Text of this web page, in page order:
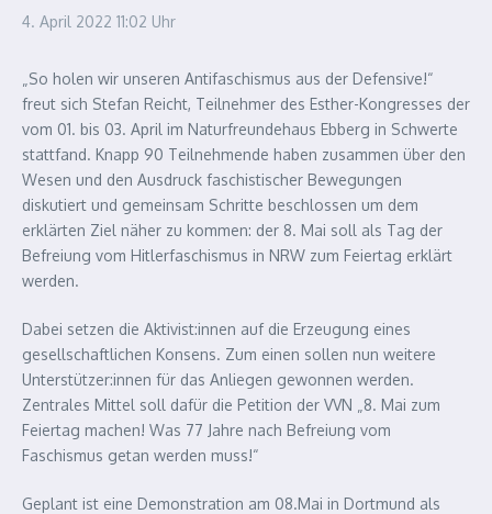
4. April 2022 11:02 Uhr
„So holen wir unseren Antifaschismus aus der Defensive!“
freut sich Stefan Reicht, Teilnehmer des Esther-Kongresses der
vom 01. bis 03. April im Naturfreundehaus Ebberg in Schwerte
stattfand. Knapp 90 Teilnehmende haben zusammen über den
Wesen und den Ausdruck faschistischer Bewegungen
diskutiert und gemeinsam Schritte beschlossen um dem
erklärten Ziel näher zu kommen: der 8. Mai soll als Tag der
Befreiung vom Hitlerfaschismus in NRW zum Feiertag erklärt
werden.
Dabei setzen die Aktivist:innen auf die Erzeugung eines
gesellschaftlichen Konsens. Zum einen sollen nun weitere
Unterstützer:innen für das Anliegen gewonnen werden.
Zentrales Mittel soll dafür die Petition der VVN „8. Mai zum
Feiertag machen! Was 77 Jahre nach Befreiung vom
Faschismus getan werden muss!“
Geplant ist eine Demonstration am 08.Mai in Dortmund als